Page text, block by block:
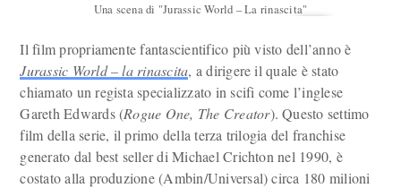
Una scena di "Jurassic World – La rinascita"
Il film propriamente fantascientifico più visto dell’anno è
Jurassic World – la rinascita, a dirigere il quale è stato
chiamato un regista specializzato in scifi come l’inglese
Gareth Edwards (Rogue One, The Creator). Questo settimo
film della serie, il primo della terza trilogia del franchise
generato dal best seller di Michael Crichton nel 1990, è
costato alla produzione (Ambin/Universal) circa 180 milioni